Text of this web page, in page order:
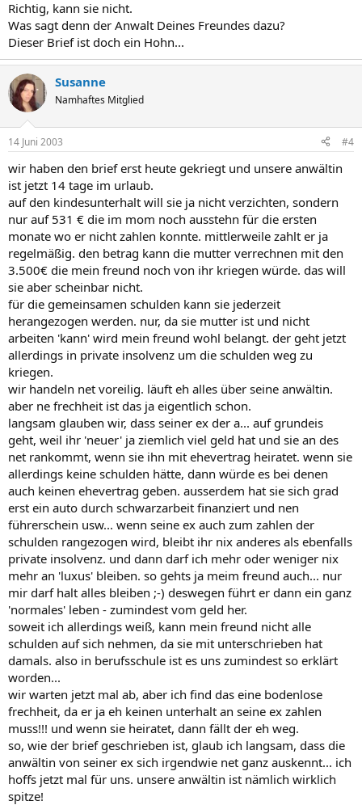
Richtig, kann sie nicht.
Was sagt denn der Anwalt Deines Freundes dazu?
Dieser Brief ist doch ein Hohn...
Susanne
Namhaftes Mitglied
14 Juni 2003 #4
wir haben den brief erst heute gekriegt und unsere anwältin
ist jetzt 14 tage im urlaub.
auf den kindesunterhalt will sie ja nicht verzichten, sondern
nur auf 531 € die im mom noch ausstehn für die ersten
monate wo er nicht zahlen konnte. mittlerweile zahlt er ja
regelmäßig. den betrag kann die mutter verrechnen mit den
3.500€ die mein freund noch von ihr kriegen würde. das will
sie aber scheinbar nicht.
für die gemeinsamen schulden kann sie jederzeit
herangezogen werden. nur, da sie mutter ist und nicht
arbeiten 'kann' wird mein freund wohl belangt. der geht jetzt
allerdings in private insolvenz um die schulden weg zu
kriegen.
wir handeln net voreilig. läuft eh alles über seine anwältin.
aber ne frechheit ist das ja eigentlich schon.
langsam glauben wir, dass seiner ex der a... auf grundeis
geht, weil ihr 'neuer' ja ziemlich viel geld hat und sie an des
net rankommt, wenn sie ihn mit ehevertrag heiratet. wenn sie
allerdings keine schulden hätte, dann würde es bei denen
auch keinen ehevertrag geben. ausserdem hat sie sich grad
erst ein auto durch schwarzarbeit finanziert und nen
führerschein usw... wenn seine ex auch zum zahlen der
schulden rangezogen wird, bleibt ihr nix anderes als ebenfalls
private insolvenz. und dann darf ich mehr oder weniger nix
mehr an 'luxus' bleiben. so gehts ja meim freund auch... nur
mir darf halt alles bleiben ;-) deswegen führt er dann ein ganz
'normales' leben - zumindest vom geld her.
soweit ich allerdings weiß, kann mein freund nicht alle
schulden auf sich nehmen, da sie mit unterschrieben hat
damals. also in berufsschule ist es uns zumindest so erklärt
worden...
wir warten jetzt mal ab, aber ich find das eine bodenlose
frechheit, da er ja eh keinen unterhalt an seine ex zahlen
muss!!! und wenn sie heiratet, dann fällt der eh weg.
so, wie der brief geschrieben ist, glaub ich langsam, dass die
anwältin von seiner ex sich irgendwie net ganz auskennt... ich
hoffs jetzt mal für uns. unsere anwältin ist nämlich wirklich
spitze!